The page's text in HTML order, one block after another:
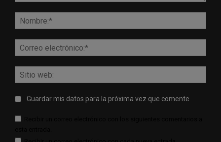
Guardar mis datos para la próxima vez que comente